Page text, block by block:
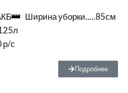
Ширина уборки.....85см
р/с
Подробнее